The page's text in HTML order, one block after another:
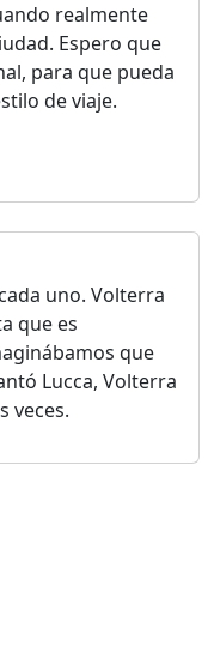
realmente
Espero que
para que pueda
de viaje.
uno. Volterra
que es
que
Lucca, Volterra
veces.